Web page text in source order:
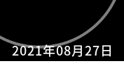
2021年08月27日